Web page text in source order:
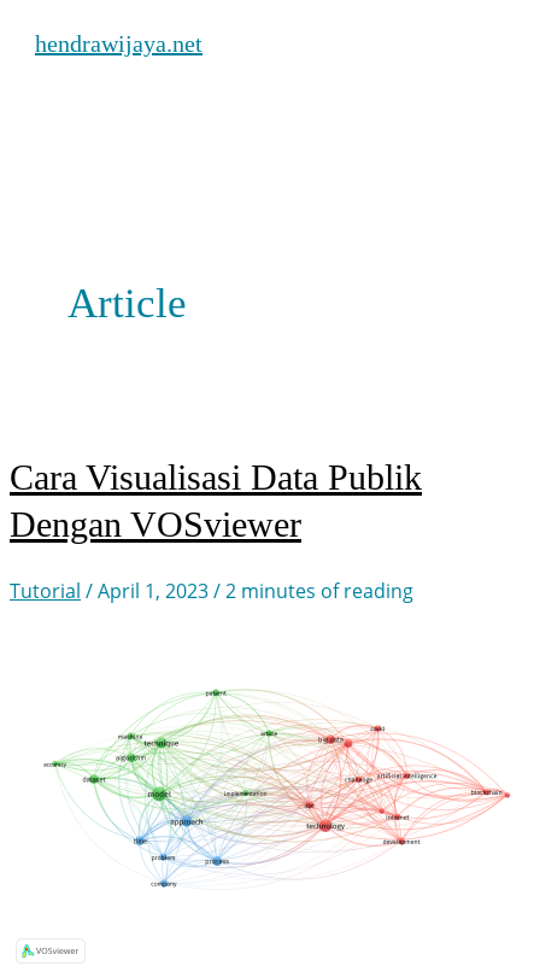
hendrawijaya.net
Article
Cara Visualisasi Data Publik
Dengan VOSviewer
Tutorial /April 1, 2023/2 minutes of reading